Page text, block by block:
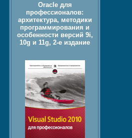
Oracle для
профессионалов:
архитектура, методики
программирования и
особенности версий 9i,
10g и 11g, 2-е издание